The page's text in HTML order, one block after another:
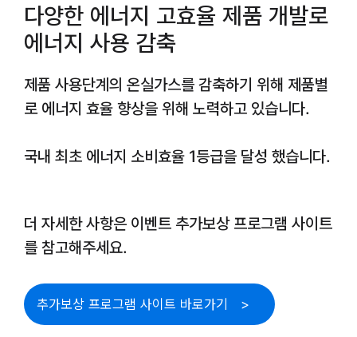
다양한 에너지 고효율 제품 개발로
에너지 사용 감축
제품 사용단계의 온실가스를 감축하기 위해 제품별
로 에너지 효율 향상을 위해 노력하고 있습니다.
국내 최초 에너지 소비효율 1등급을 달성 했습니다.
더 자세한 사항은 이벤트 추가보상 프로그램 사이트
를 참고해주세요.
추가보상 프로그램 사이트 바로가기